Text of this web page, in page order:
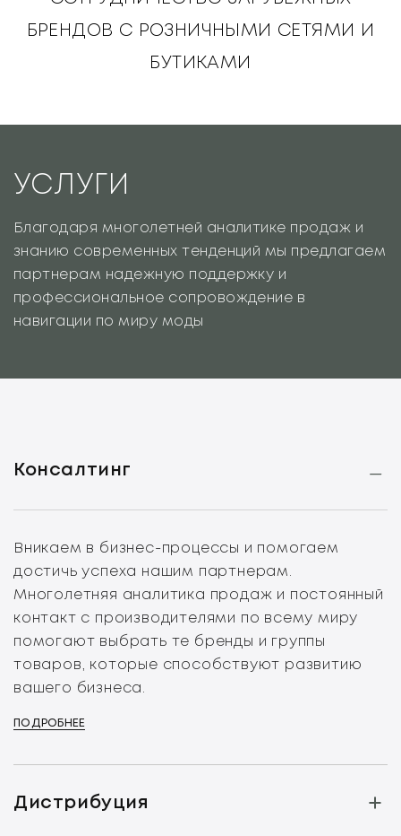
БРЕНДОВ С РОЗНИЧНЫМИ СЕТЯМИ И
БУТИКАМИ
УСЛУГИ
Благодаря многолетней аналитике продаж и
знанию современных тенденций мы предлагаем
партнерам надежную поддержку и
профессиональное сопровождение в
навигации по миру моды
Консалтинг
Вникаем в бизнес-процессы и помогаем
достичь успеха нашим партнерам.
Многолетняя аналитика продаж и постоянный
контакт с производителями по всему миру
помогают выбрать те бренды и группы
товаров, которые способствуют развитию
вашего бизнеса.
ПОДРОБНЕЕ
Дистрибуция